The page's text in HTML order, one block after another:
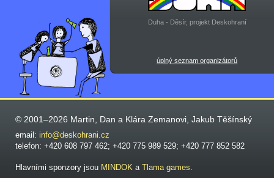
Duha - Děsír, projekt Deskohraní
úplný seznam organizátorů
© 2001–2026 Martin, Dan a Klára Zemanovi, Jakub Těšínský
email: info@deskohrani.cz
telefon: +420 608 797 462; +420 775 989 529; +420 777 852 582
Hlavními sponzory jsou MINDOK a Tlama games.